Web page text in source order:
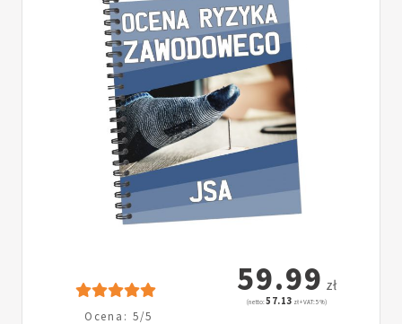
Ocena: 5/5
59.99 zł
(netto:57.13 zł + VAT: 5%)